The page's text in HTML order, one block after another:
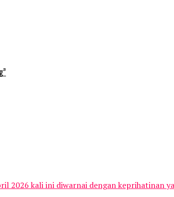
2026 kali ini diwarnai dengan keprihatinan